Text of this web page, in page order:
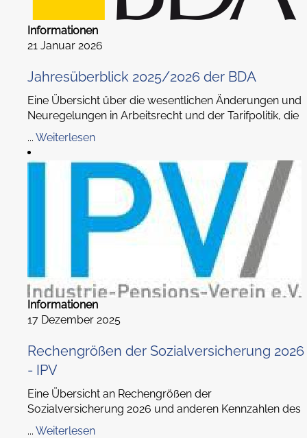
Informationen
21 Januar 2026
Jahresüberblick 2025/2026 der BDA
Eine Übersicht über die wesentlichen Änderungen und
Neuregelungen in Arbeitsrecht und der Tarifpolitik, die
... Weiterlesen
Informationen
17 Dezember 2025
Rechengrößen der Sozialversicherung 2026
- IPV
Eine Übersicht an Rechengrößen der
Sozialversicherung 2026 und anderen Kennzahlen des
... Weiterlesen